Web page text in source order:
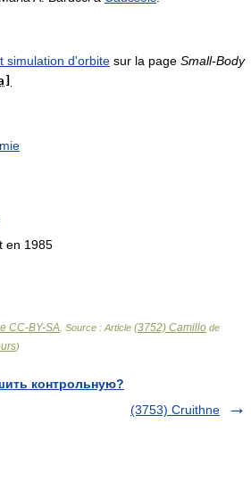
simulation d'orbite sur la page Small-Body
en 1985
CC-BY-SA . Source : Article (3752) Camillo de
)
контрольную?
(3753) Cruithne